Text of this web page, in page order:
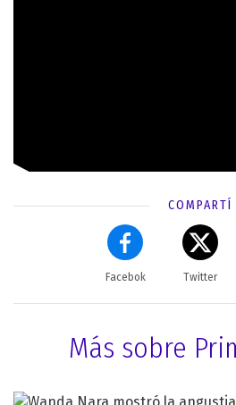
COMPARTÍ
Facebok Twitter
Más sobre